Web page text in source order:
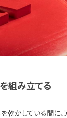
を組み立てる
乾かしている間に、